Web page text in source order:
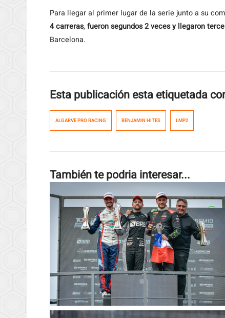
Para llegar al primer lugar de la serie junto a su
4 carreras,fueron segundos 2 veces y llegaron
Barcelona.
Esta publicación esta etiquetada
ALGARVE PRO RACING BENJAMIN HITES LMP2
También te podria interesar...